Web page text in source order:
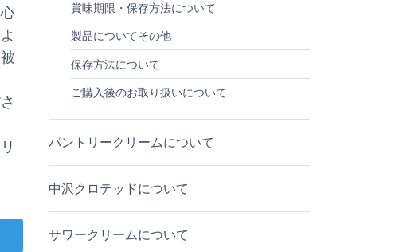
賞味期限・保存方法について
製品についてその他
保存方法について
ご購入後のお取り扱いについて
パントリークリームについて
中沢クロテッドについて
サワークリームについて